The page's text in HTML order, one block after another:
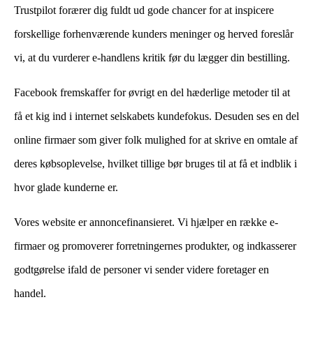
Trustpilot forærer dig fuldt ud gode chancer for at inspicere
forskellige forhenværende kunders meninger og herved foreslår
vi, at du vurderer e-handlens kritik før du lægger din bestilling.
Facebook fremskaffer for øvrigt en del hæderlige metoder til at
få et kig ind i internet selskabets kundefokus. Desuden ses en del
online firmaer som giver folk mulighed for at skrive en omtale af
deres købsoplevelse, hvilket tillige bør bruges til at få et indblik i
hvor glade kunderne er.
Vores website er annoncefinansieret. Vi hjælper en række e-
firmaer og promoverer forretningernes produkter, og indkasserer
godtgørelse ifald de personer vi sender videre foretager en
handel.